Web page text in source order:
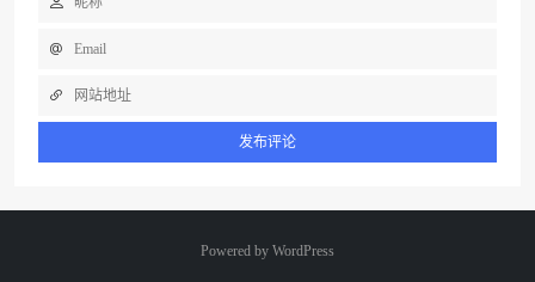
Powered by WordPress